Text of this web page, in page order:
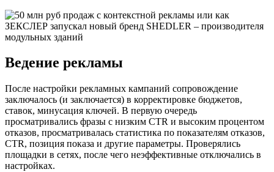
Ведение рекламы
После настройки рекламных кампаний сопровождение
заключалось (и заключается) в корректировке бюджетов,
ставок, минусация ключей. В первую очередь
просматривались фразы с низким CTR и высоким процентом
отказов, просматривалась статистика по показателям отказов,
CTR, позиция показа и другие параметры. Проверялись
площадки в сетях, после чего неэффективные отключались в
настройках.